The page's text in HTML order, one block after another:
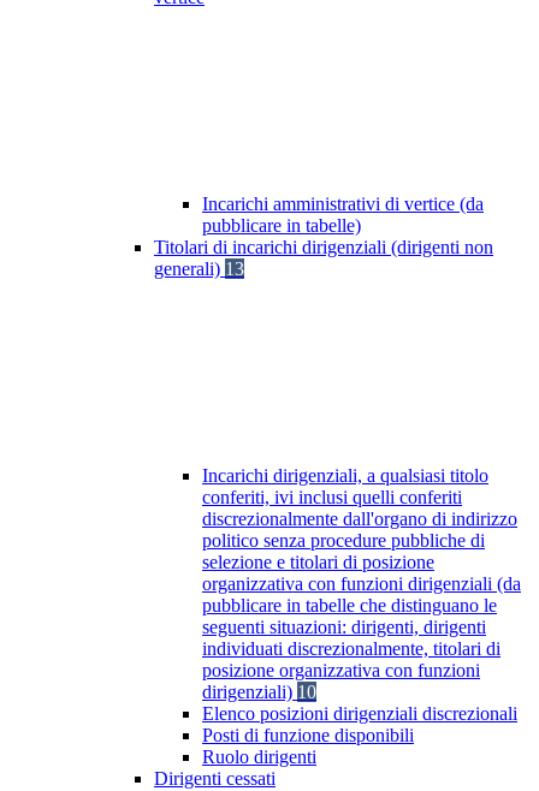
Incarichi amministrativi di vertice (da
pubblicare in tabelle)
Titolari di incarichi dirigenziali (dirigenti non
generali) 13
Incarichi dirigenziali, a qualsiasi titolo
conferiti, ivi inclusi quelli conferiti
discrezionalmente dall'organo di indirizzo
politico senza procedure pubbliche di
selezione e titolari di posizione
organizzativa con funzioni dirigenziali (da
pubblicare in tabelle che distinguano le
seguenti situazioni: dirigenti, dirigenti
individuati discrezionalmente, titolari di
posizione organizzativa con funzioni
dirigenziali) 10
Elenco posizioni dirigenziali discrezionali
Posti di funzione disponibili
Ruolo dirigenti
Dirigenti cessati